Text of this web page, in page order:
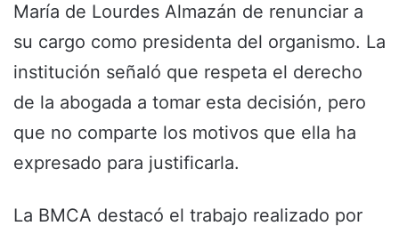
María de Lourdes Almazán de renunciar a
su cargo como presidenta del organismo. La
institución señaló que respeta el derecho
de la abogada a tomar esta decisión, pero
que no comparte los motivos que ella ha
expresado para justificarla.
La BMCA destacó el trabajo realizado por